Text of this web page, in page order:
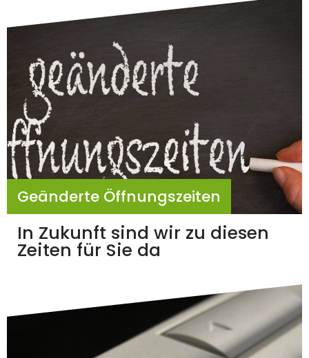
Geänderte Öffnungszeiten
In Zukunft sind wir zu diesen
Zeiten für Sie da